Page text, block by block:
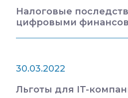
Налоговые
цифровыми
30.03.2022
Льготы для IT-